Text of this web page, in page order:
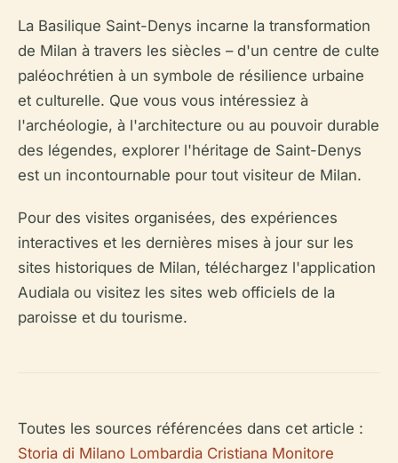
La Basilique Saint-Denys incarne la transformation
de Milan à travers les siècles – d'un centre de culte
paléochrétien à un symbole de résilience urbaine
et culturelle. Que vous vous intéressiez à
l'archéologie, à l'architecture ou au pouvoir durable
des légendes, explorer l'héritage de Saint-Denys
est un incontournable pour tout visiteur de Milan.
Pour des visites organisées, des expériences
interactives et les dernières mises à jour sur les
sites historiques de Milan, téléchargez l'application
Audiala ou visitez les sites web officiels de la
paroisse et du tourisme.
Toutes les sources référencées dans cet article :
Storia di Milano Lombardia Cristiana Monitore